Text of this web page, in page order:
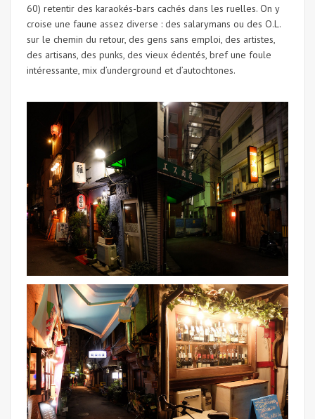
60) retentir des karaokés-bars cachés dans les ruelles. On y
croise une faune assez diverse : des salarymans ou des O.L.
sur le chemin du retour, des gens sans emploi, des artistes,
des artisans, des punks, des vieux édentés, bref une foule
intéressante, mix d’underground et d’autochtones.